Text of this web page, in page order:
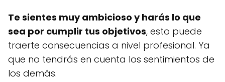
Te sientes muy ambicioso y harás lo que
sea por cumplir tus objetivos, esto puede
traerte consecuencias a nivel profesional. Ya
que no tendrás en cuenta los sentimientos de
los demás.